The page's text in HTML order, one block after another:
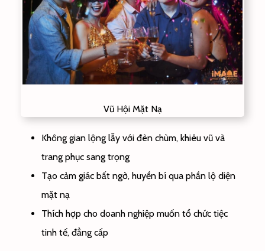
Vũ Hội Mặt Nạ
Không gian lộng lẫy với đèn chùm, khiêu vũ và
trang phục sang trọng
Tạo cảm giác bất ngờ, huyền bí qua phần lộ diện
mặt nạ
Thích hợp cho doanh nghiệp muốn tổ chức tiệc
tinh tế, đẳng cấp